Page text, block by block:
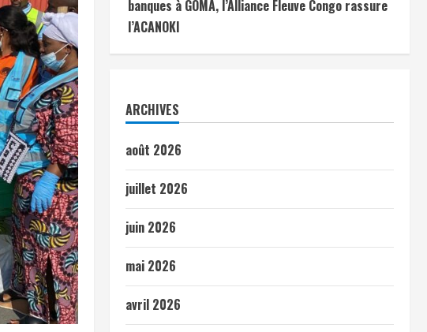
banques à GOMA, l’Alliance Fleuve Congo rassure
l’ACANOKI
ARCHIVES
août 2026
juillet 2026
juin 2026
mai 2026
avril 2026